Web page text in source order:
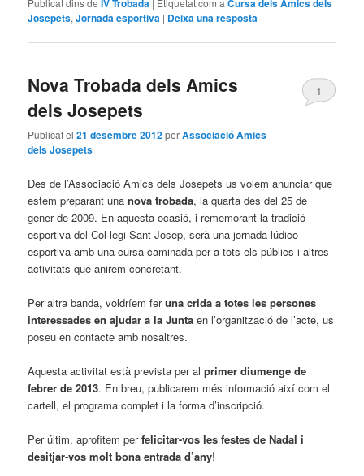
Publicat dins de IV Trobada | Etiquetat com a Cursa dels Amics dels
Josepets,Jornada esportiva | Deixa una resposta
Nova Trobada dels Amics
dels Josepets
Publicat el21 desembre 2012perAssociació Amics
dels Josepets
1
Des de l’Associació Amics dels Josepets us volem anunciar que
estem preparant unanova trobada, la quarta des del 25 de
gener de 2009. En aquesta ocasió, i rememorant la tradició
esportiva del Col·legi Sant Josep, serà una jornada lúdico-
esportiva amb una cursa-caminada per a tots els públics i altres
activitats que anirem concretant.
Per altra banda, voldríem feruna crida a totes les persones
interessades en ajudar a la Junta en l’organització de l’acte, us
poseu en contacte amb nosaltres.
Aquesta activitat està prevista per alprimer diumenge de
febrer de 2013. En breu, publicarem més informació així com el
cartell, el programa complet i la forma d’inscripció.
Per últim, aprofitem perfelicitar-vos les festes de Nadal i
desitjar-vos molt bona entrada d’any!